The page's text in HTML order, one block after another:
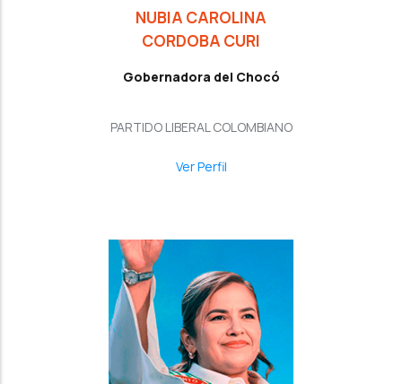
NUBIA CAROLINA
CORDOBA CURI
Gobernadora del Chocó
PARTIDO LIBERAL COLOMBIANO
Ver Perfil